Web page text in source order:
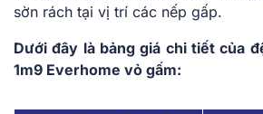
sờn rách tại vị trí các nếp gấp.
Dưới đây là bảng giá chi tiết của
1m9 Everhome vỏ gấm: